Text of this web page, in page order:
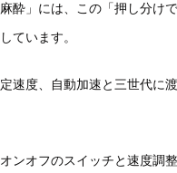
麻酔」には、この「押し分け
ています。
速度、自動加速と三世代に
ンオフのスイッチと速度調